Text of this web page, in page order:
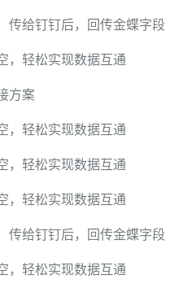
传给钉钉后，回传金蝶字段
，轻松实现数据互通
方案
，轻松实现数据互通
，轻松实现数据互通
，轻松实现数据互通
传给钉钉后，回传金蝶字段
，轻松实现数据互通